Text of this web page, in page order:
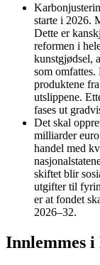
starte i 2026.
Dette er
reformen i
kunstgjødsel,
som omfattes.
produktene
utslippene.
fases ut
Det skal
milliarder
handel med
skiftet blir
utgifter til
er at fondet
2026–32.
Innlemmes